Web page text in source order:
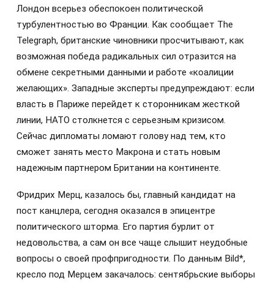
Лондон всерьез обеспокоен политической
турбулентностью во Франции. Как сообщает The
Telegraph, британские чиновники просчитывают, как
возможная победа радикальных сил отразится на
обмене секретными данными и работе «коалиции
желающих». Западные эксперты предупреждают: если
власть в Париже перейдет к сторонникам жесткой
линии, НАТО столкнется с серьезным кризисом.
Сейчас дипломаты ломают голову над тем, кто
сможет занять место Макрона и стать новым
надежным партнером Британии на континенте.
Фридрих Мерц, казалось бы, главный кандидат на
пост канцлера, сегодня оказался в эпицентре
политического шторма. Его партия бурлит от
недовольства, а сам он все чаще слышит неудобные
вопросы о своей профпригодности. По данным Bild*,
кресло под Мерцем закачалось: сентябрьские выборы